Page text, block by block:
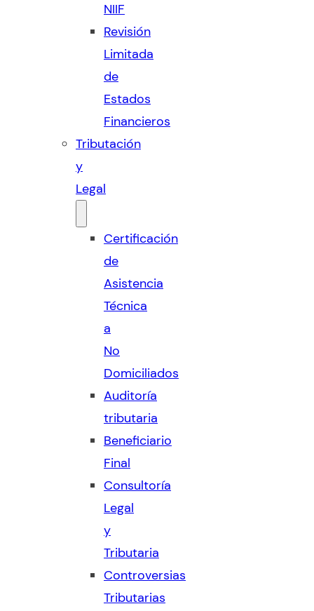
NIIF
Revisión
Limitada
de
Estados
Financieros
Tributación
y
Legal
Certificación
de
Asistencia
Técnica
a
No
Domiciliados
Auditoría
tributaria
Beneficiario
Final
Consultoría
Legal
y
Tributaria
Controversias
Tributarias